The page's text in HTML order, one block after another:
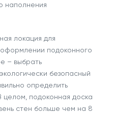
наполнения
локация для
подоконного
– выбрать
безопасный
определить
подоконная доска
стен больше чем на 8